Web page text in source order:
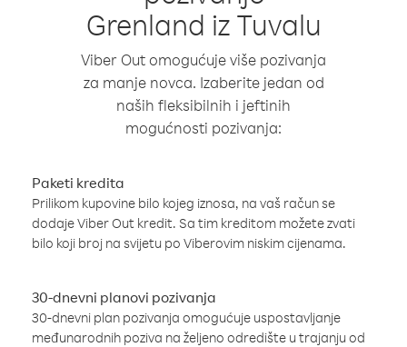
Grenland iz Tuvalu
Viber Out omogućuje više pozivanja
za manje novca. Izaberite jedan od
naših fleksibilnih i jeftinih
mogućnosti pozivanja:
Paketi kredita
Prilikom kupovine bilo kojeg iznosa, na vaš račun se
dodaje Viber Out kredit. Sa tim kreditom možete zvati
bilo koji broj na svijetu po Viberovim niskim cijenama.
30-dnevni planovi pozivanja
30-dnevni plan pozivanja omogućuje uspostavljanje
međunarodnih poziva na željeno odredište u trajanju od